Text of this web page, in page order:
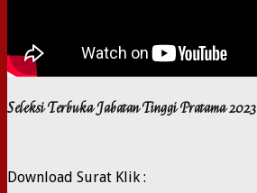
Seleksi Terbuka Jabatan Tinggi Pratama 2023
Download Surat Klik :